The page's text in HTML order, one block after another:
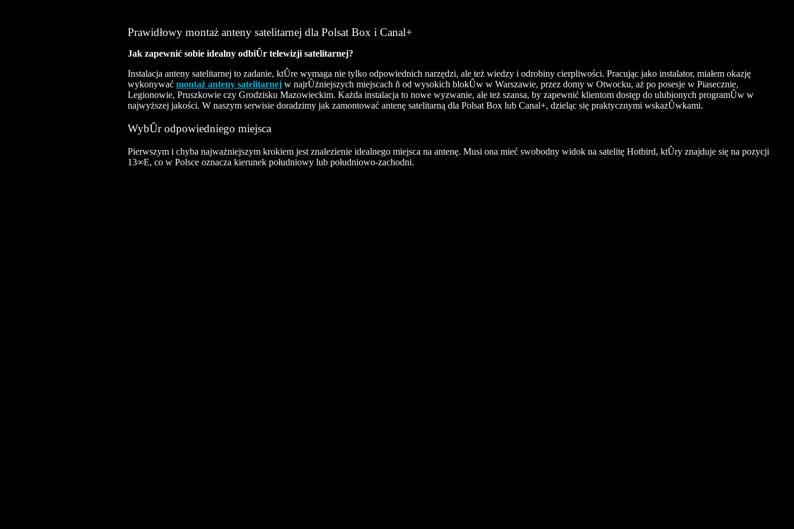
Prawidłowy montaż anteny satelitarnej dla Polsat Box i Canal+
Jak zapewnić sobie idealny odbiÛr telewizji satelitarnej?
Instalacja anteny satelitarnej to zadanie, ktÛre wymaga nie tylko odpowiednich narzędzi, ale też wiedzy i odrobiny cierpliwości. Pracując jako instalator, miałem okazję
wykonywać montaż anteny satelitarnej w najrÛżniejszych miejscach ñ od wysokich blokÛw w Warszawie, przez domy w Otwocku, aż po posesje w Piasecznie,
Legionowie, Pruszkowie czy Grodzisku Mazowieckim. Każda instalacja to nowe wyzwanie, ale też szansa, by zapewnić klientom dostęp do ulubionych programÛw w
najwyższej jakości. W naszym serwisie doradzimy jak zamontować antenę satelitarną dla Polsat Box lub Canal+, dzieląc się praktycznymi wskazÛwkami.
WybÛr odpowiedniego miejsca
Pierwszym i chyba najważniejszym krokiem jest znalezienie idealnego miejsca na antenę. Musi ona mieć swobodny widok na satelitę Hotbird, ktÛry znajduje się na pozycji
13∞E, co w Polsce oznacza kierunek południowy lub południowo-zachodni.